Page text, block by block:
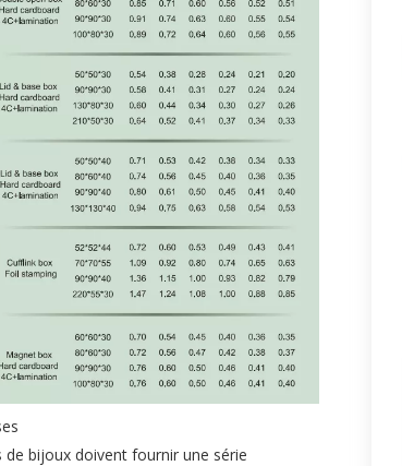
bijoux doivent fournir une série